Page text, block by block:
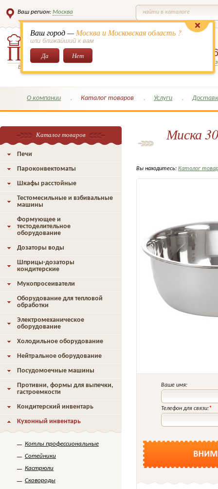
Ваш регион: Москва
Ваш город —Москва и Московская область ?
или ближайший к вам
Да Нет
найти в каталоге
Всё для кондитеров и поваров!
649-
Заказать обратный
О компании Каталог товаров Услуги
Миска
Вы находитесь: Католог
Ваше имя:
Телефон для связи:*
Каталог товаров
Печи
Пароконвектоматы
Шкафы расстойные
Тестомесильные и взбивальные
машины
Формующее и
тестоделительное
оборудование
Дозаторы воды
Шприцы-дозаторы
кондитерские
Мукопросеиватели
Оборудование для тепловой
обработки
Электромеханическое
оборудование
Холодильное оборудование
Нейтральное оборудование
Посудомоечные машины
Противни, формы для выпечки,
гастроемкости
Кондитерский инвентарь
Кухонный инвентарь
Котлы профессиональные
Сотейники
Кастрюли
Сковороды